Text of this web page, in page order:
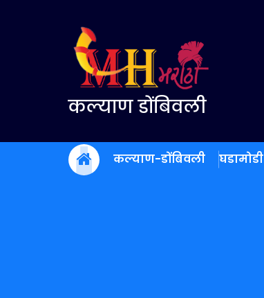
कल्याण डोंबिवली
कल्याण-डोंबिवली घडामोडी